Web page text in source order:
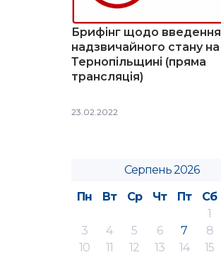
Брифінг щодо введення
надзвичайного стану на
Тернопільщині (пряма
трансляція)
23.02.2022
Серпень 2026
Пн
Вт Ср Чт Пт Сб
1
3
4 5 6 7 8
10
11 12 13 14 15